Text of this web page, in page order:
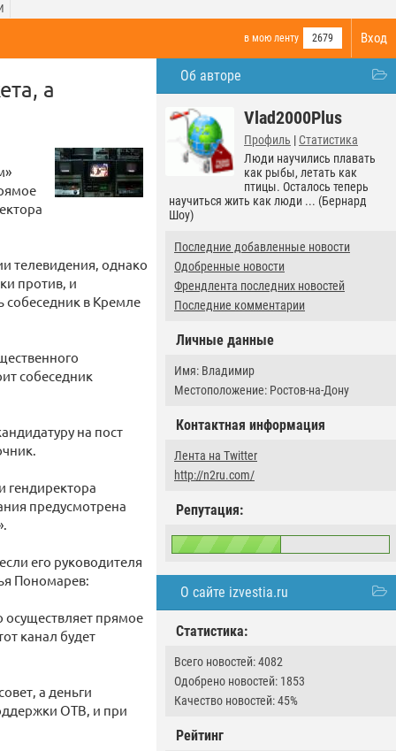
Вход
в мою ленту 2679
Об авторе
Vlad2000Plus
Профиль | Статистика
Люди научились плавать
как рыбы, летать как
птицы. Осталось теперь
научиться жить как люди ... (Бернард
Шоу)
Последние добавленные новости
Одобренные новости
Френдлента последних новостей
Последние комментарии
Личные данные
Имя: Владимир
Местоположение: Ростов-на-Дону
Контактная информация
Лента на Twitter
http://n2ru.com/
Репутация:
О сайте izvestia.ru
Статистика:
Всего новостей: 4082
Одобрено новостей: 1853
Качество новостей: 45%
Рейтинг
а
телевидения, однако
против, и
собеседник в Кремле
собеседник
на пост
гендиректора
предусмотрена
его руководителя
Пономарев:
осуществляет прямое
канал будет
а деньги
ОТВ, и при